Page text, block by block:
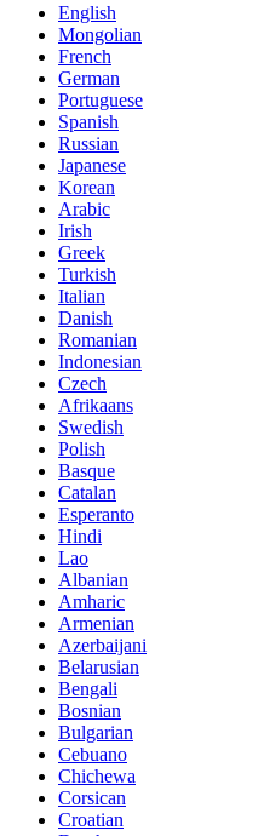
English
Mongolian
French
German
Portuguese
Spanish
Russian
Japanese
Korean
Arabic
Irish
Greek
Turkish
Italian
Danish
Romanian
Indonesian
Czech
Afrikaans
Swedish
Polish
Basque
Catalan
Esperanto
Hindi
Lao
Albanian
Amharic
Armenian
Azerbaijani
Belarusian
Bengali
Bosnian
Bulgarian
Cebuano
Chichewa
Corsican
Croatian